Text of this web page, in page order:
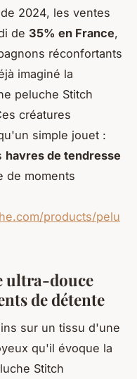
2024, les ventes
de 35% en France,
réconfortants
imaginé la
peluche Stitch
créatures
simple jouet :
havres de tendresse
de moments
products/pelu
ultra-douce
de détente
sur un tissu d'une
qu'il évoque la
Stitch